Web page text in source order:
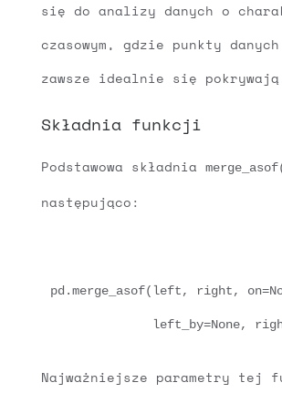
się do analizy danych o
czasowym, gdzie punkty
zawsze idealnie się
Składnia funkcji
Podstawowa składnia
następująco:
pd.merge_asof(left, right,
Najważniejsze parametry tej